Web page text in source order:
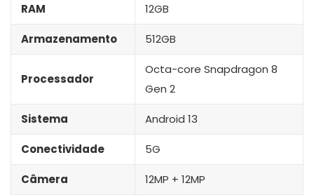
RAM 12GB
Armazenamento 512GB
Processador
Octa-core Snapdragon 8
Gen 2
Sistema Android 13
Conectividade 5G
Câmera 12MP + 12MP